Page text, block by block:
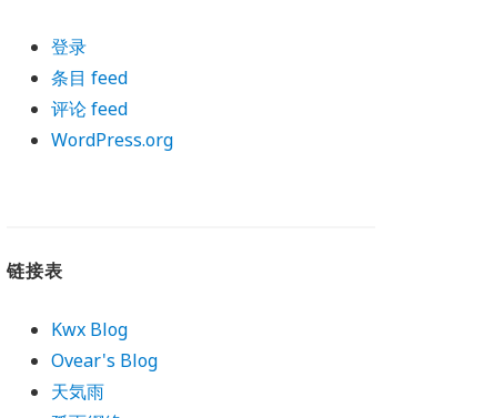
登录
条目 feed
评论 feed
WordPress.org
链接表
Kwx Blog
Ovear's Blog
天気雨